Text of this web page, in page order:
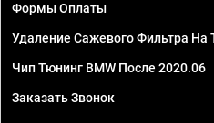
Формы Оплаты
Удаление Сажевого Фильтра На
Чип Тюнинг BMW После 2020.06
Заказать Звонок